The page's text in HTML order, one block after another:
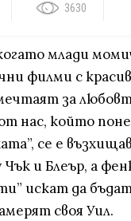
3630
млади
филми с
за
нас, който
се е
и Блеър, а
искат да
своя Уил.